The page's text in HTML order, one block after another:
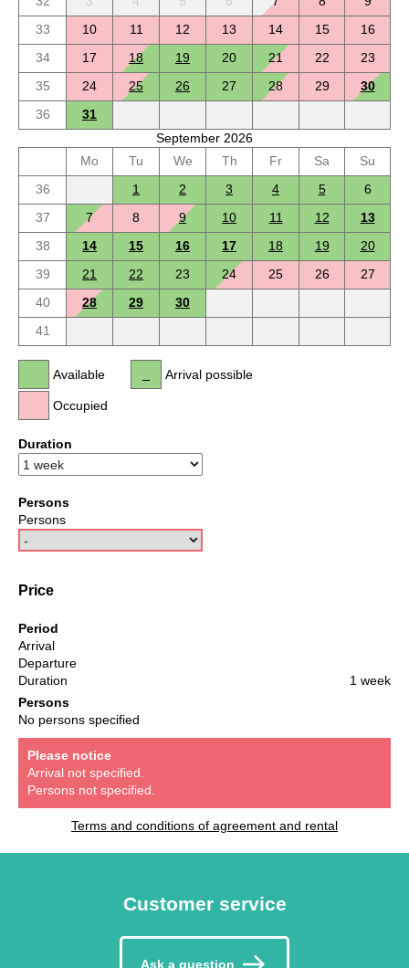
33
10 11 12 13 14 15
16
34
17 18 19 20 21 22
23
35
24 25 26 27 28 29
30
36
31
September 2026
Mo
Tu We Th Fr Sa
Su
36
1 2 3 4 5
6
37
7 8 9 10 11 12
13
38
14 15 16 17 18 19
20
39
21 22 23 24 25 26
27
40
28 29
30
41
Available
Occupied
Arrival possible
Duration
Persons
Persons
Price
Period
Arrival
Departure
Duration
1 week
Persons
No persons specified
Please notice
Arrival not specified.
Persons not specified.
Terms and conditions of agreement and rental
Customer service
Ask a question